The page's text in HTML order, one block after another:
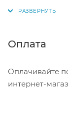
Нажмите
Оплата
Оплачивайте
интернет-